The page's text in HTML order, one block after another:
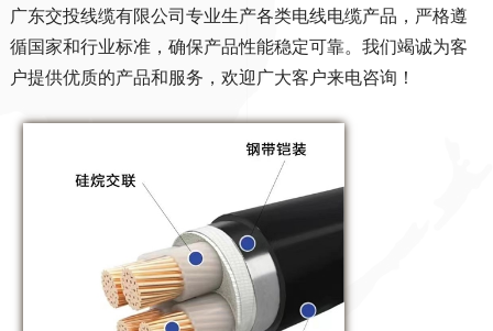
广东交投线缆有限公司专业生产各类电线电缆产品，严格遵
循国家和行业标准，确保产品性能稳定可靠。我们竭诚为客
户提供优质的产品和服务，欢迎广大客户来电咨询！